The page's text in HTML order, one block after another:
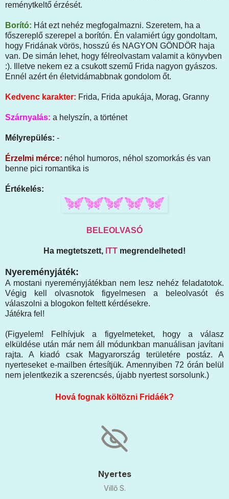
reménytkeltő érzését.
Borító: Hát ezt nehéz megfogalmazni. Szeretem, ha a
főszereplő szerepel a borítón. Én valamiért úgy gondoltam,
hogy Fridának vörös, hosszú és NAGYON GÖNDÖR haja
van. De simán lehet, hogy félreolvastam valamit a könyvben
:). Illetve nekem ez a csukott szemű Frida nagyon gyászos.
Ennél azért én életvidámabbnak gondolom őt.
Kedvenc karakter: Frida, Frida apukája, Morag, Granny
Szárnyalás: a helyszín, a történet
Mélyrepülés: -
Érzelmi mérce: néhol humoros, néhol szomorkás és van
benne pici romantika is
Értékelés:
BELEOLVASÓ
Ha megtetszett, ITT megrendelheted!
Nyereményjáték:
A mostani nyereményjátékban nem lesz nehéz feladatotok.
Végig kell olvasnotok figyelmesen a beleolvasót és
válaszolni a blogokon feltett kérdésekre.
Játékra fel!
(Figyelem! Felhívjuk a figyelmeteket, hogy a válasz
elküldése után már nem áll módunkban manuálisan javítani
rajta. A kiadó csak Magyarország területére postáz. A
nyerteseket e-mailben értesítjük. Amennyiben 72 órán belül
nem jelentkezik a szerencsés, újabb nyertest sorsolunk.)
Hová fognak költözni Fridáék?